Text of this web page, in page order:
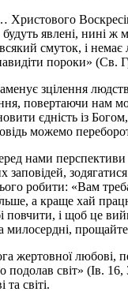
будуть явлені,
смуток, і
пороки»
зцілення
повертаючи
єдність із
можемо
нами
робити: «Вам
а краще хай
і щоб це
милосердні,
жертовної любові,
подолав світ» (Ів.
світі.